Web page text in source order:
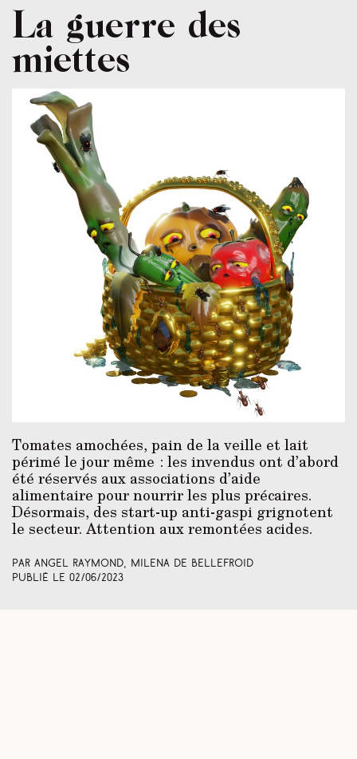
La guerre des
miettes
Tomates amochées, pain de la veille et lait
périmé le jour même : les invendus ont d’abord
été réservés aux associations d’aide
alimentaire pour nourrir les plus précaires.
Désormais, des start-up anti-gaspi grignotent
le secteur. Attention aux remontées acides.
Par Angel Raymond, Milena de Bellefroid
Publié le 02/06/2023